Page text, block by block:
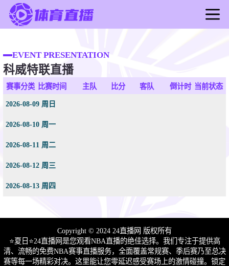
足球直播
篮球直播
足球录像
篮球新闻
EVENT PRESENTATION
科威特联直播
赛事分类 比赛时间 主队 比分 客队 倒计时 当前状态
2026-08-09 周日
2026-08-10 周一
2026-08-11 周二
2026-08-12 周三
2026-08-13 周四
Copyright © 2024 24直播网 版权所有
⭐️夏日⭐24直播网是您观看NBA直播的绝佳选择。我们专注于提供高
清、流畅的免费NBA赛事直播服务，全面覆盖常规赛、季后赛乃至总决
赛等每一场精彩对决。这里能让您零延迟感受赛场上的激情碰撞。锁定